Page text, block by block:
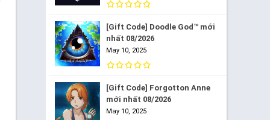
[Gift Code] Doodle God™ mới
nhất 08/2026
May 10, 2025
[Gift Code] Forgotton Anne
mới nhất 08/2026
May 10, 2025